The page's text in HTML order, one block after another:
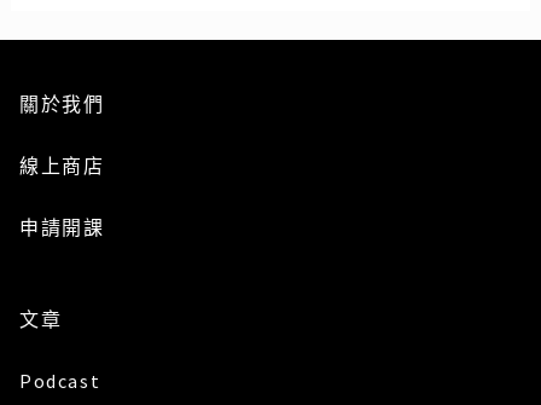
關於我們
線上商店
申請開課
文章
Podcast